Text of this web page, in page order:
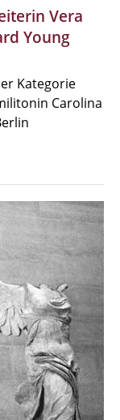
Vera
Young
Kategorie
Carolina